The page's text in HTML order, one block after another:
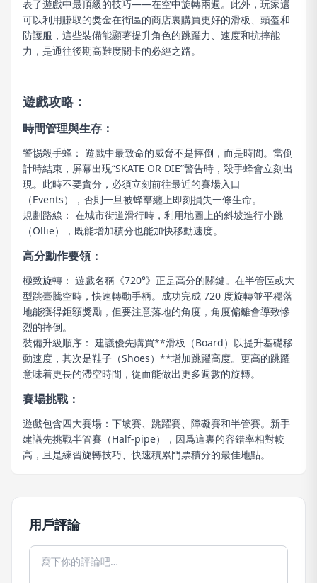
表了遊戲中最頂級的技巧——在空中旋轉兩週。此外，玩家還
可以利用賺取的獎金在街區的商店裏購買更好的滑板、頭盔和
防護服，這些裝備能顯著提升角色的跳躍力、速度和抗摔能
力，是通往後期高難度關卡的必經之路。
遊戲攻略：
時間管理與生存：
警惕殺手蜂： 遊戲中最致命的威脅不是摔倒，而是時間。當倒
計時結束，屏幕出現“SKATE OR DIE”警告時，殺手蜂會立刻出
現。此時不要貪分，必須立刻前往最近的賽場入口
（Events），否則一旦被蜂羣纏上即刻損失一條生命。
規劃路線： 在城市街道滑行時，利用地圖上的斜坡進行小跳
（Ollie），既能增加積分也能加快移動速度。
高分動作要領：
極致旋轉： 遊戲名稱《720°》正是高分的關鍵。在半管區或大
型跳臺騰空時，快速轉動手柄。成功完成 720 度旋轉並平穩落
地能獲得鉅額獎勵，但要注意落地的角度，角度偏離會導致慘
烈的摔倒。
裝備升級順序： 建議優先購買**滑板（Board）以提升基礎移
動速度，其次是鞋子（Shoes）**增加跳躍高度。更高的跳躍
意味着更長的滯空時間，從而能做出更多週數的旋轉。
賽場挑戰：
遊戲包含四大賽場：下坡賽、跳躍賽、障礙賽和半管賽。新手
建議先挑戰半管賽（Half-pipe），因爲這裏的容錯率相對較
高，且是練習旋轉技巧、快速積累門票積分的最佳地點。
用戶評論